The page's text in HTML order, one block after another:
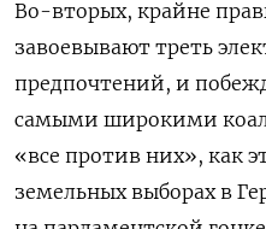
Во-вторых, крайне
завоевывают треть
предпочтений, и
самыми широкими
«все против них», как
земельных выборах в